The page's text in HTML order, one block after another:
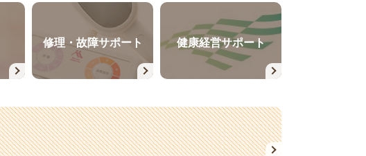
修理・故障サポート 健康経営サポート